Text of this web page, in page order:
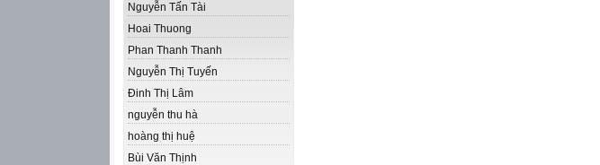
Nguyễn Tấn Tài
Hoai Thuong
Phan Thanh Thanh
Nguyễn Thị Tuyến
Đinh Thị Lâm
nguyễn thu hà
hoàng thị huệ
Bùi Văn Thịnh